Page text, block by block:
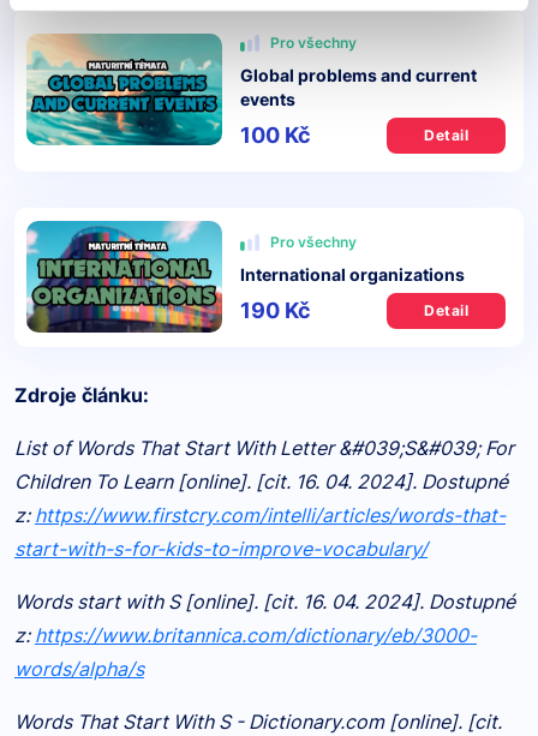
Pro všechny
Global problems and current
events
100 Kč Detail
Pro všechny
International organizations
190 Kč Detail
Zdroje článku:
List of Words That Start With Letter &#039;S&#039; For
Children To Learn [online]. [cit. 16. 04. 2024]. Dostupné
z: https://www.firstcry.com/intelli/articles/words-that-
start-with-s-for-kids-to-improve-vocabulary/
Words start with S [online]. [cit. 16. 04. 2024]. Dostupné
z: https://www.britannica.com/dictionary/eb/3000-
words/alpha/s
Words That Start With S - Dictionary.com [online]. [cit.